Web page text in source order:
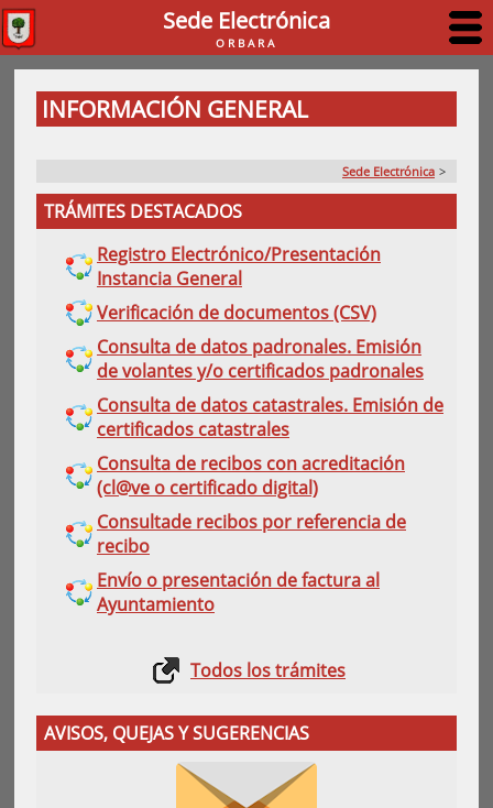
Sede Electrónica
ORBARA
INFORMACIÓN GENERAL
Sede Electrónica >
TRÁMITES DESTACADOS
Registro Electrónico/Presentación
Instancia General
Verificación de documentos (CSV)
Consulta de datos padronales. Emisión
de volantes y/o certificados padronales
Consulta de datos catastrales. Emisión de
certificados catastrales
Consulta de recibos con acreditación
(cl@ve o certificado digital)
Consultade recibos por referencia de
recibo
Envío o presentación de factura al
Ayuntamiento
Todos los trámites
AVISOS, QUEJAS Y SUGERENCIAS